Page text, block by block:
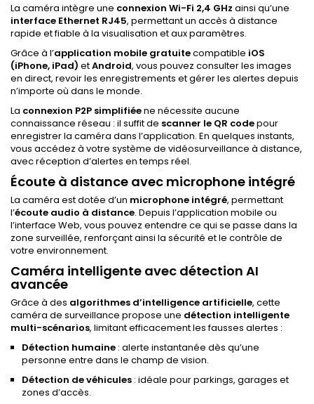
La caméra intègre une connexion Wi-Fi 2,4 GHz ainsi qu’une
interface Ethernet RJ45, permettant un accès à distance
rapide et fiable à la visualisation et aux paramètres.
Grâce à l’application mobile gratuitecompatible iOS
(iPhone, iPad) etAndroid, vous pouvez consulter les images
en direct, revoir les enregistrements et gérer les alertes depuis
n’importe où dans le monde.
La connexion P2P simplifiéene nécessite aucune
connaissance réseau : il suffit de scanner le QR codepour
enregistrer la caméra dans l’application. En quelques instants,
vous accédez à votre système de vidéosurveillance à distance,
avec réception d’alertes en temps réel.
Écoute à distance avec microphone intégré
La caméra est dotée d’un microphone intégré, permettant
l’écoute audio à distance. Depuis l’application mobile ou
l’interface Web, vous pouvez entendre ce qui se passe dans la
zone surveillée, renforçant ainsi la sécurité et le contrôle de
votre environnement.
Caméra intelligente avec détection AI
avancée
Grâce à des algorithmes d’intelligence artificielle, cette
caméra de surveillance propose une détection intelligente
multi-scénarios, limitant efficacement les fausses alertes :
Détection humaine : alerte instantanée dès qu’une
personne entre dans le champ de vision.
Détection de véhicules : idéale pour parkings, garages et
zones d’accès.